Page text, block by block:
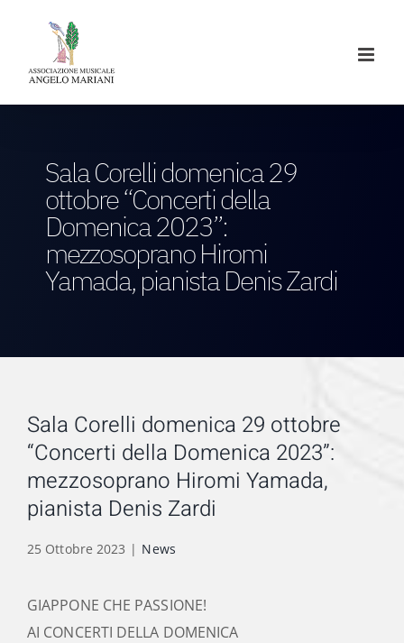
contenuto
Sala Corelli domenica 29
ottobre “Concerti della
Domenica 2023”:
mezzosoprano Hiromi
Yamada, pianista Denis Zardi
Sala Corelli domenica 29 ottobre
“Concerti della Domenica 2023”:
mezzosoprano Hiromi Yamada,
pianista Denis Zardi
25 Ottobre 2023 | News
GIAPPONE CHE PASSIONE!
AI CONCERTI DELLA DOMENICA